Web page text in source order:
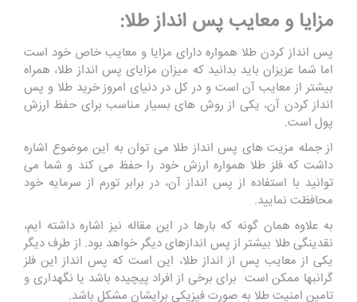
مزایا و معایب پس انداز طلا:
پس انداز کردن طلا همواره دارای مزایا و معایب خاص خود است
اما شما عزیزان باید بدانید که میزان مزایای پس انداز طلا، همراه
بیشتر از معایب آن است و در کل در دنیای امروز خرید طلا و پس
انداز کردن آن، یکی از روش های بسیار مناسب برای حفظ ارزش
پول است.
از جمله مزیت های پس انداز طلا می توان به این موضوع اشاره
داشت که فلز طلا همواره ارزش خود را حفظ می ‌کند و شما می
‌توانید با استفاده از پس انداز آن، در برابر تورم از سرمایه خود
محافظت نمایید.
به علاوه همان گونه که بارها در این مقاله نیز اشاره داشته ایم،
نقدینگی طلا بیشتر از پس ‌انداز‌های دیگر خواهد بود. از طرف دیگر
یکی از معایب پس از انداز طلا، این است که پس انداز این فلز
گرانبها ممکن است برای برخی از افراد پیچیده باشد یا نگهداری و
تامین امنیت طلا به صورت فیزیکی برایشان مشکل باشد.